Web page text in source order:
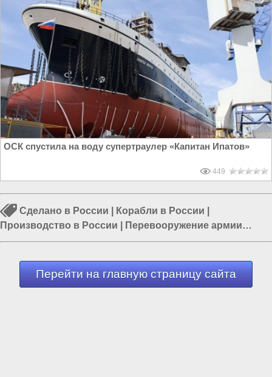
ОСК спустила на воду супертраулер «Капитан Ипатов»
449
Сделано в России Корабли в России
Производство в России
Перевооружение армии
России|Промышленность в России|Экономика
Перейти на главную страницу сайта